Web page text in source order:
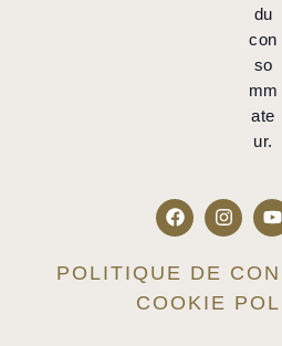
du
con
so
mm
ate
ur.
POLITIQUE DE
COOKIE